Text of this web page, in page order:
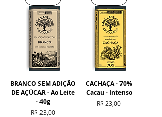
BRANCO SEM ADIÇÃO
DE AÇÚCAR - Ao Leite
- 40g
Preço
R$ 23,00
CACHAÇA - 70%
Cacau - Intenso
Preço
R$ 23,00